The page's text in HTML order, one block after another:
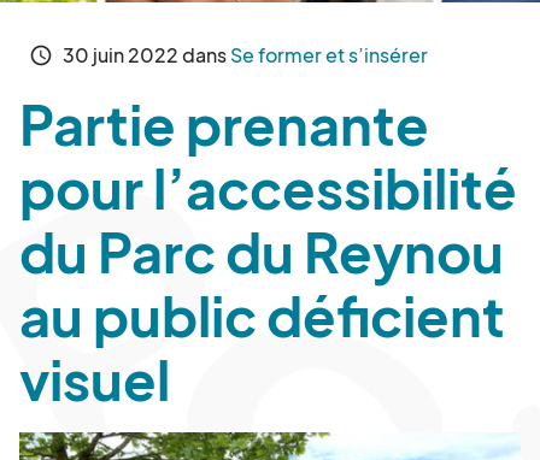
schedule 30 juin2022dansSe former et s’insérer
Partie prenante
pour l’accessibilité
du Parc du Reynou
au public déficient
visuel